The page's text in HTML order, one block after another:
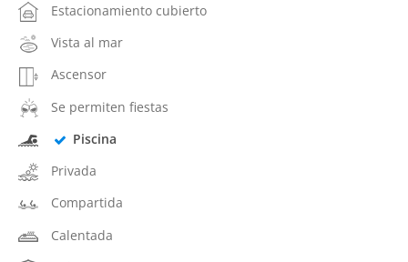
Estacionamiento cubierto
Vista al mar
Ascensor
Se permiten fiestas
Piscina
Privada
Compartida
Calentada